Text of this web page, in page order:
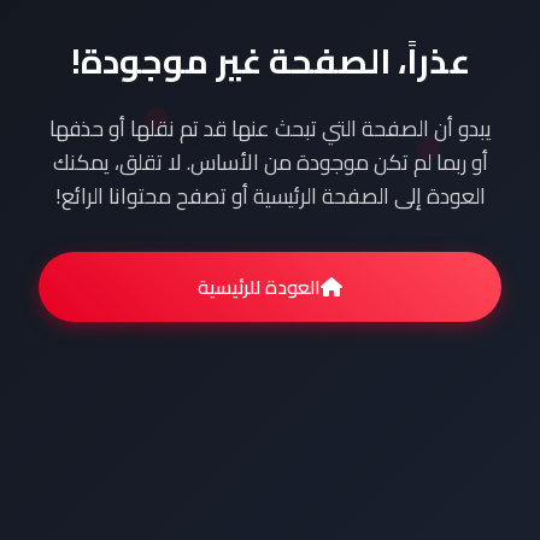
عذراً، الصفحة غير موجودة!
يبدو أن الصفحة التي تبحث عنها قد تم نقلها أو حذفها
أو ربما لم تكن موجودة من الأساس. لا تقلق، يمكنك
العودة إلى الصفحة الرئيسية أو تصفح محتوانا الرائع!
العودة للرئيسية